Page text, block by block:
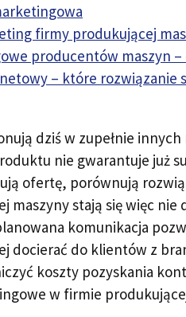
firmy produkującej
producentów maszyn
– które rozwiązanie
dziś w zupełnie
nie gwarantuje już
ofertę, porównują
maszyny stają się więc
komunikacja
docierać do klientów z
koszty pozyskania
w firmie